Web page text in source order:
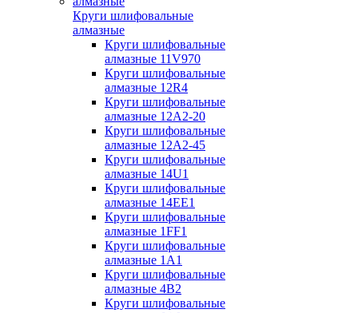
Круги шлифовальные
алмазные
Круги шлифовальные
алмазные 11V970
Круги шлифовальные
алмазные 12R4
Круги шлифовальные
алмазные 12А2-20
Круги шлифовальные
алмазные 12А2-45
Круги шлифовальные
алмазные 14U1
Круги шлифовальные
алмазные 14ЕЕ1
Круги шлифовальные
алмазные 1FF1
Круги шлифовальные
алмазные 1А1
Круги шлифовальные
алмазные 4В2
Круги шлифовальные